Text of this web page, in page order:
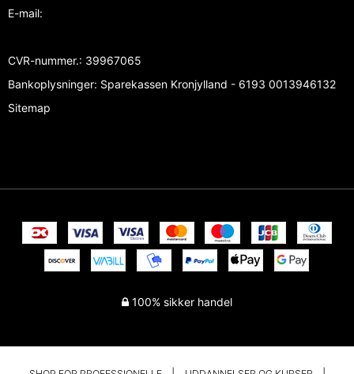
E-mail:
CVR-nummer.: 39967065
Bankoplysninger: Sparekassen Kronjylland - 6193 0013946132
Sitemap
100% sikker handel